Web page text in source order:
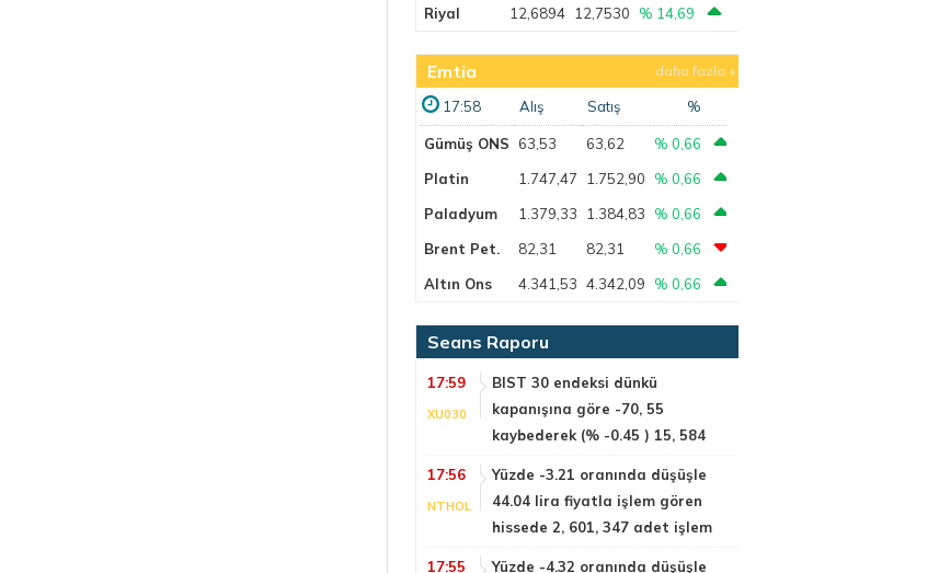
Riyal 12,6894 12,7530 % 14,69
Emtia daha fazla
17:58 Alış Satış %
Gümüş ONS 63,53 63,62
% 0,66
Platin
1.747,47 1.752,90
% 0,66
Paladyum
1.379,33 1.384,83
% 0,66
Brent Pet.
82,31 82,31
% 0,66
Altın Ons
4.341,53 4.342,09 % 0,66
Seans Raporu
17:59
XU030
BIST 30 endeksi dünkü
kapanışına göre -70, 55
kaybederek (% -0.45 ) 15, 584
17:56
NTHOL
Yüzde -3.21 oranında düşüşle
44.04 lira fiyatla işlem gören
hissede 2, 601, 347 adet işlem
17:55
Yüzde -4.32 oranında düşüşle